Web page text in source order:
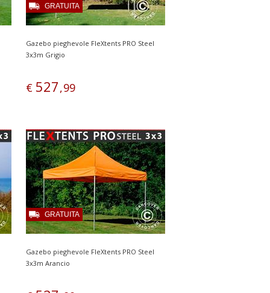
Gazebo pieghevole FleXtents PRO Steel
3x3m Grigio
€ 527,99
GRATUITA
Gazebo pieghevole FleXtents PRO Steel
3x3m Arancio
GRATUITA